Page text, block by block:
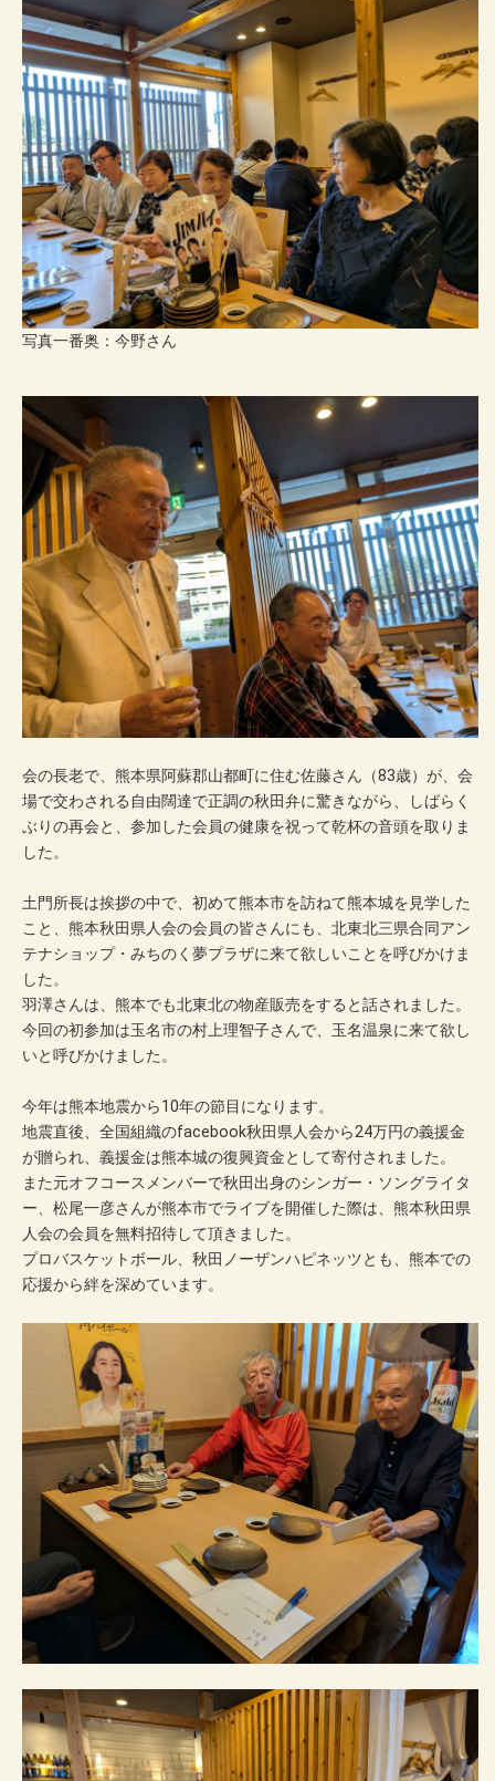
写真一番奥：今野さん
会の長老で、熊本県阿蘇郡山都町に住む佐藤さん（83歳）が、会
場で交わされる自由闊達で正調の秋田弁に驚きながら、しばらく
ぶりの再会と、参加した会員の健康を祝って乾杯の音頭を取りま
した。
土門所長は挨拶の中で、初めて熊本市を訪ねて熊本城を見学した
こと、熊本秋田県人会の会員の皆さんにも、北東北三県合同アン
テナショップ・みちのく夢プラザに来て欲しいことを呼びかけま
した。
羽澤さんは、熊本でも北東北の物産販売をすると話されました。
今回の初参加は玉名市の村上理智子さんで、玉名温泉に来て欲し
いと呼びかけました。
今年は熊本地震から10年の節目になります。
地震直後、全国組織のfacebook秋田県人会から24万円の義援金
が贈られ、義援金は熊本城の復興資金として寄付されました。
また元オフコースメンバーで秋田出身のシンガー・ソングライタ
ー、松尾一彦さんが熊本市でライブを開催した際は、熊本秋田県
人会の会員を無料招待して頂きました。
プロバスケットボール、秋田ノーザンハピネッツとも、熊本での
応援から絆を深めています。